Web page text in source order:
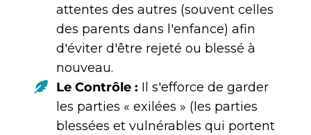
attentes des autres (souvent celles
des parents dans l'enfance) afin
d'éviter d'être rejeté ou blessé à
nouveau.
Le Contrôle : Il s'efforce de garder
les parties « exilées » (les parties
blessées et vulnérables qui portent